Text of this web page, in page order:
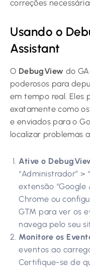
correções
Usando o
Assistant
O DebugView do
poderosos para
em tempo real. Eles
exatamente como
e enviados para o
localizar problemas
Ative o
“Administrador” >
extensão “Google
Chrome ou
GTM para ver os
navega pelo seu
Monitore os
eventos ao
Certifique-se de